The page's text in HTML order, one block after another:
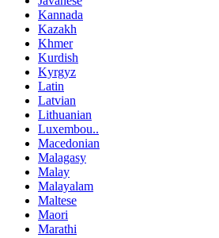
Kannada
Kazakh
Khmer
Kurdish
Kyrgyz
Latin
Latvian
Lithuanian
Luxembou..
Macedonian
Malagasy
Malay
Malayalam
Maltese
Maori
Marathi